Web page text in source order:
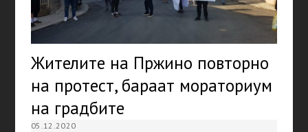
Жителите на Пржино повторно
на протест, бараат мораториум
на градбите
05.12.2020